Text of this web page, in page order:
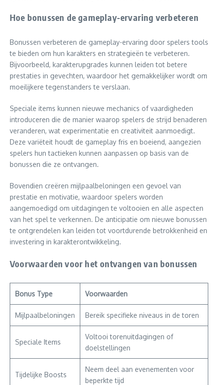
Hoe bonussen de gameplay-ervaring verbeteren
Bonussen verbeteren de gameplay-ervaring door spelers tools
te bieden om hun karakters en strategieën te verbeteren.
Bijvoorbeeld, karakterupgrades kunnen leiden tot betere
prestaties in gevechten, waardoor het gemakkelijker wordt om
moeilijkere tegenstanders te verslaan.
Speciale items kunnen nieuwe mechanics of vaardigheden
introduceren die de manier waarop spelers de strijd benaderen
veranderen, wat experimentatie en creativiteit aanmoedigt.
Deze variëteit houdt de gameplay fris en boeiend, aangezien
spelers hun tactieken kunnen aanpassen op basis van de
bonussen die ze ontvangen.
Bovendien creëren mijlpaalbeloningen een gevoel van
prestatie en motivatie, waardoor spelers worden
aangemoedigd om uitdagingen te voltooien en alle aspecten
van het spel te verkennen. De anticipatie om nieuwe bonussen
te ontgrendelen kan leiden tot voortdurende betrokkenheid en
investering in karakterontwikkeling.
Voorwaarden voor het ontvangen van bonussen
Bonus Type Voorwaarden
Mijlpaalbeloningen Bereik specifieke niveaus in de toren
Speciale Items
Voltooi torenuitdagingen of
doelstellingen
Tijdelijke Boosts
Neem deel aan evenementen voor
beperkte tijd